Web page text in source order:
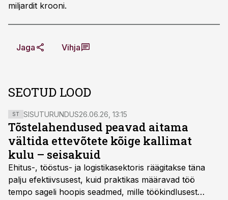
miljardit krooni.
Jaga Vihja
SEOTUD LOOD
ST SISUTURUNDUS26.06.26, 13:15
Tõstelahendused peavad aitama
vältida ettevõtete kõige kallimat
kulu – seisakuid
Ehitus-, tööstus- ja logistikasektoris räägitakse täna
palju efektiivsusest, kuid praktikas määravad töö
tempo sageli hoopis seadmed, mille töökindlusest